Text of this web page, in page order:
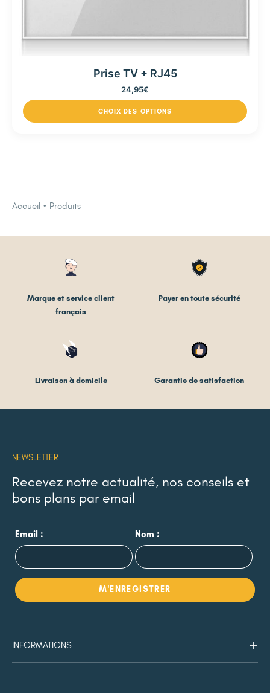
Prise TV + RJ45
24,95€
CHOIX DES OPTIONS
Accueil Produits
Marque et service client
français
Payer en toute sécurité
Livraison à domicile Garantie de satisfaction
NEWSLETTER
Recevez notre actualité, nos conseils et
bons plans par email
Email : Nom :
INFORMATIONS